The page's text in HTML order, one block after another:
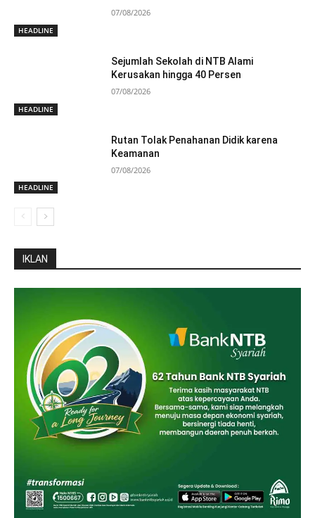
HEADLINE
07/08/2026
HEADLINE
Sejumlah Sekolah di NTB Alami
Kerusakan hingga 40 Persen
07/08/2026
HEADLINE
Rutan Tolak Penahanan Didik karena
Keamanan
07/08/2026
IKLAN